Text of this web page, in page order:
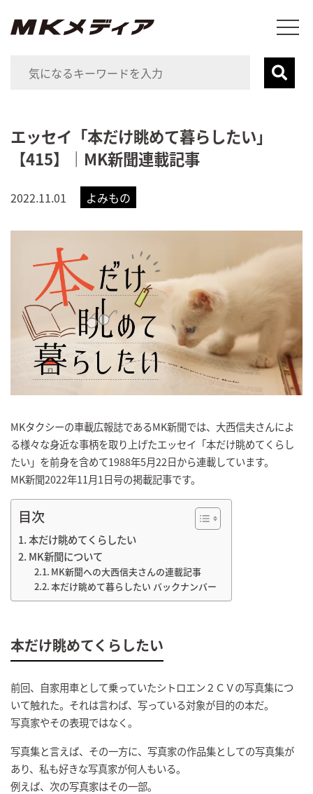
エッセイ「本だけ眺めて暮らしたい」
【415】｜MK新聞連載記事
2022.11.01 よみもの
MKタクシーの車載広報誌であるMK新聞では、大西信夫さんによ
る様々な身近な事柄を取り上げたエッセイ「本だけ眺めてくらし
たい」を前身を含めて1988年5月22日から連載しています。
MK新聞2022年11月1日号の掲載記事です。
目次
本だけ眺めてくらしたい
MK新聞について
MK新聞への大西信夫さんの連載記事
本だけ眺めて暮らしたい バックナンバー
本だけ眺めてくらしたい
前回、自家用車として乗っていたシトロエン２ＣＶの写真集につ
いて触れた。それは言わば、写っている対象が目的の本だ。
写真家やその表現ではなく。
写真集と言えば、その一方に、写真家の作品集としての写真集が
あり、私も好きな写真家が何人もいる。
例えば、次の写真家はその一部。